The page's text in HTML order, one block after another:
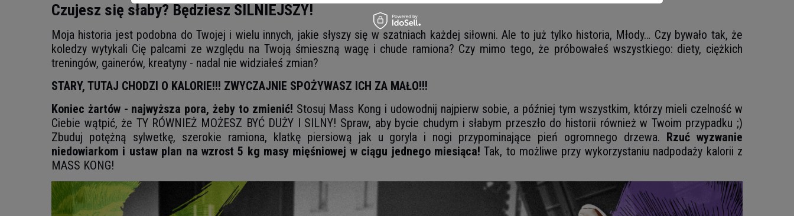
Czujesz się słaby? Będziesz SILNIEJSZY!
Moja historia jest podobna do Twojej i wielu innych, jakie słyszy się w szatniach każdej siłowni. Ale to już tylko historia, Młody… Czy bywało tak, że
koledzy wytykali Cię palcami ze względu na Twoją śmieszną wagę i chude ramiona? Czy mimo tego, że próbowałeś wszystkiego: diety, ciężkich
treningów, gainerów, kreatyny - nadal nie widziałeś zmian?
STARY, TUTAJ CHODZI O KALORIE!!! ZWYCZAJNIE SPOŻYWASZ ICH ZA MAŁO!!!
Koniec żartów - najwyższa pora, żeby to zmienić! Stosuj Mass Kong i udowodnij najpierw sobie, a później tym wszystkim, którzy mieli czelność w
Ciebie wątpić, że TY RÓWNIEŻ MOŻESZ BYĆ DUŻY I SILNY! Spraw, aby bycie chudym i słabym przeszło do historii również w Twoim przypadku ;)
Zbuduj potężną sylwetkę, szerokie ramiona, klatkę piersiową jak u goryla i nogi przypominające pień ogromnego drzewa. Rzuć wyzwanie
niedowiarkom i ustaw plan na wzrost 5 kg masy mięśniowej w ciągu jednego miesiąca! Tak, to możliwe przy wykorzystaniu nadpodaży kalorii z
MASS KONG!